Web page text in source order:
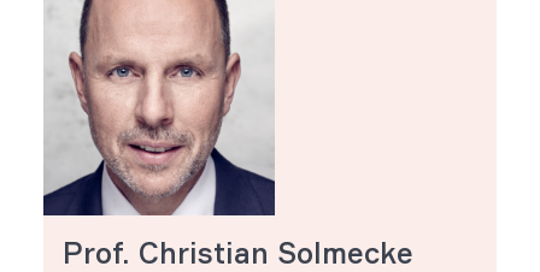
Prof. Christian Solmecke